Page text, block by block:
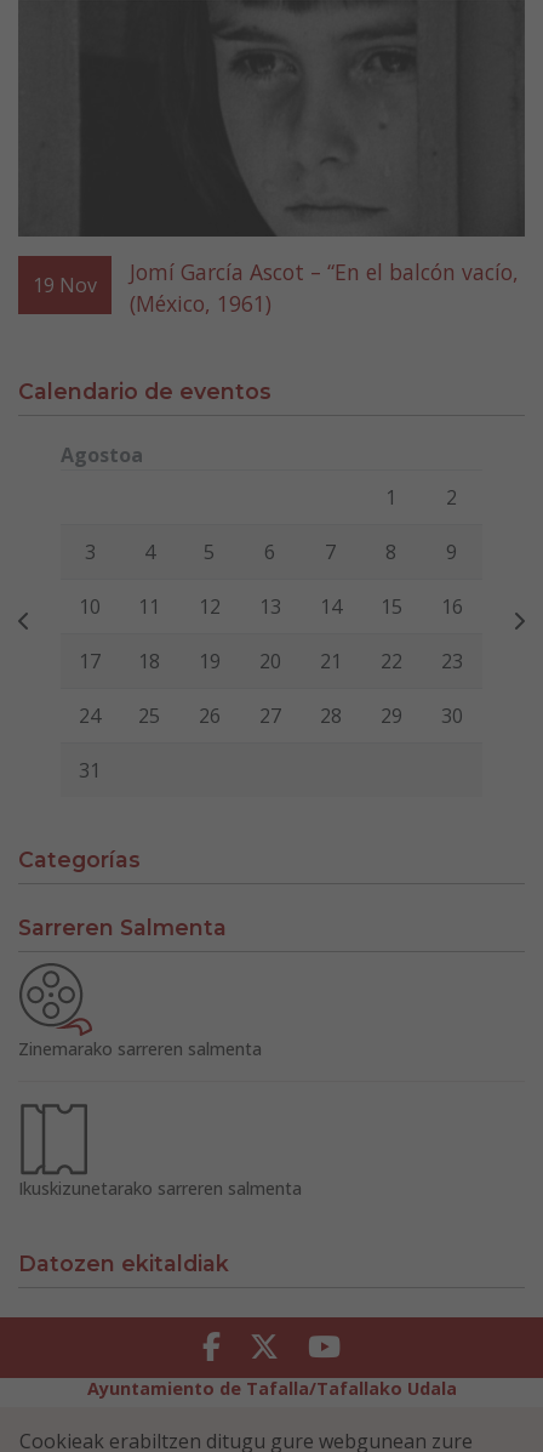
19 Nov
Jomí García Ascot – “En el balcón vacío,
(México, 1961)
Calendario de eventos
Agostoa
Viernes Sábado
1 2
3 4 5 6 7 8 9
10 11 12 13 14 15 16
17 18 19 20 21 22 23
24 25 26 27 28 29 30
31
Categorías
Sarreren Salmenta
Zinemarako sarreren salmenta
Ikuskizunetarako sarreren salmenta
Datozen ekitaldiak
Facebook Twitter Youtube
Ayuntamiento de Tafalla/Tafallako Udala
Cookieak erabiltzen ditugu gure webgunean zure